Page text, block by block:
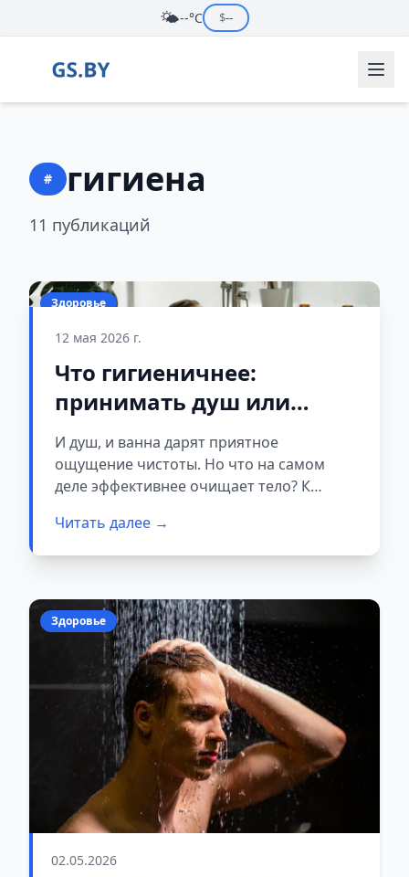
🌤️--°C $--
# гигиена
11 публикаций
Здоровье
12 мая 2026 г.
Что гигиеничнее:
принимать душ или
ванну? Мнение
микробиолога, которое
может вас удивить
И душ, и ванна дарят приятное
ощущение чистоты. Но что на самом
деле эффективнее очищает тело? К
клинический микробиолог, и её вывод
может не порадовать любителей долгих
Читать далее →
Здоровье
02.05.2026